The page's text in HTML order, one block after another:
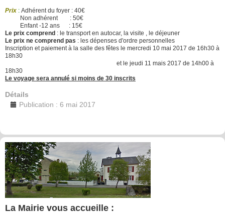
Prix : Adhérent du foyer : 40€
Non adhérent : 50€
Enfant -12 ans : 15€
Le prix comprend : le transport en autocar, la visite , le déjeuner
Le prix ne comprend pas : les dépenses d'ordre personnelles
Inscription et paiement à la salle des fêtes le mercredi 10 mai 2017 de 16h30 à
18h30
et le jeudi 11 mais 2017 de 14h00 à
18h30
Le voyage sera annulé si moins de 30 inscrits
Détails
Publication : 6 mai 2017
La Mairie vous accueille :